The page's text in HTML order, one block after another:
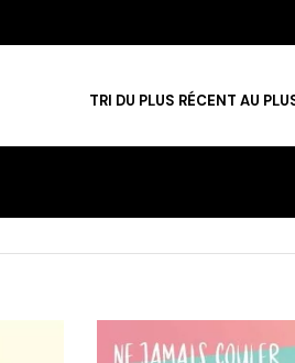
TRI DU PLUS RÉCENT AU